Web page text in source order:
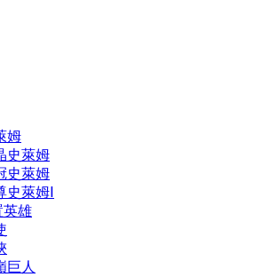
姆
史萊姆
史萊姆
史萊姆Ⅰ
英雄
巨人